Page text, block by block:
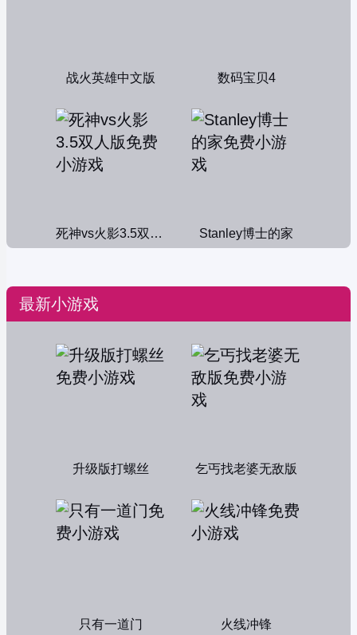
战火英雄中文版 数码宝贝4
死神vs火影3.5双人版 Stanley博士的家
最新小游戏
升级版打螺丝 乞丐找老婆无敌版
只有一道门 火线冲锋